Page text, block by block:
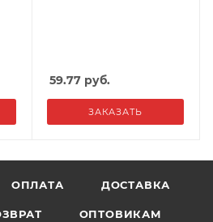
59.77руб.
ЗАКАЗАТЬ
ОПЛАТА ДОСТАВКА
ОПТОВИКАМ